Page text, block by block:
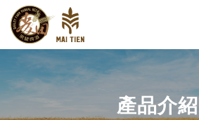
產品介紹